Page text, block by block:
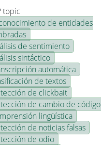
topic
de entidades
de sentimiento
sintáctico
automática
de textos
de clickbait
de cambio de código
lingüística
de noticias falsas
de odio